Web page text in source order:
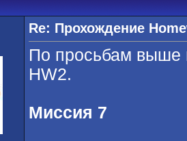
Re: Прохождение
По просьбам выше
HW2.
Миссия 7